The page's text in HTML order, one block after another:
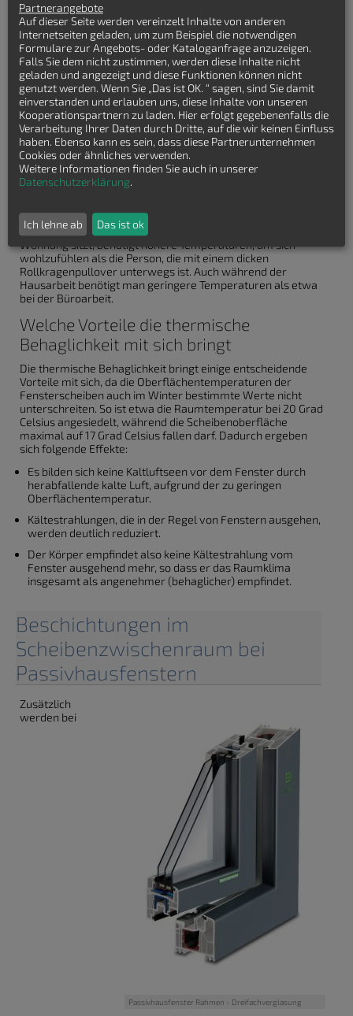
Fanger mit sechs klar messbaren Faktoren zusammen:
1) Bekleidung der Person
2) aktuelle körperliche Tätigkeit
3) Luftfeuchtigkeit
4) Luftgeschwindigkeit
5) Raumtemperatur
6) Oberflächentemperatur der Raumumschließungsflächen
(Wände, Fenster usw.)
Maßgeblich ist dabei das Verhältnis zwischen der
Raumtemperatur und der Temperatur, die Wände, Decken,
individuelle Faktoren als maßgeblich für die thermische
Behaglichkeit. Wer im Winter in einem ärmellosen Top in der
Wohnung sitzt, benötigt höhere Temperaturen, um sich
wohlzufühlen als die Person, die mit einem dicken
Rollkragenpullover unterwegs ist. Auch während der
Hausarbeit benötigt man geringere Temperaturen als etwa
bei der Büroarbeit.
Welche Vorteile die thermische
Behaglichkeit mit sich bringt
Die thermische Behaglichkeit bringt einige entscheidende
Vorteile mit sich, da die Oberflächentemperaturen der
Fensterscheiben auch im Winter bestimmte Werte nicht
unterschreiten. So ist etwa die Raumtemperatur bei 20 Grad
Celsius angesiedelt, während die Scheibenoberfläche
maximal auf 17 Grad Celsius fallen darf. Dadurch ergeben
sich folgende Effekte:
Es bilden sich keine Kaltluftseen vor dem Fenster durch
herabfallende kalte Luft, aufgrund der zu geringen
Oberflächentemperatur.
Kältestrahlungen, die in der Regel von Fenstern ausgehen,
werden deutlich reduziert.
Der Körper empfindet also keine Kältestrahlung vom
Fenster ausgehend mehr, so dass er das Raumklima
insgesamt als angenehmer (behaglicher) empfindet.
Beschichtungen im
Scheibenzwischenraum bei
Passivhausfenstern
Passivhausfenster Rahmen - Dreifachverglasung
Zusätzlich
werden bei
Partnerangebote
Auf dieser Seite werden vereinzelt Inhalte von anderen
Internetseiten geladen, um zum Beispiel die notwendigen
Formulare zur Angebots- oder Kataloganfrage anzuzeigen.
Falls Sie dem nicht zustimmen, werden diese Inhalte nicht
geladen und angezeigt und diese Funktionen können nicht
genutzt werden. Wenn Sie „Das ist OK. “ sagen, sind Sie damit
einverstanden und erlauben uns, diese Inhalte von unseren
Kooperationspartnern zu laden. Hier erfolgt gegebenenfalls die
Verarbeitung Ihrer Daten durch Dritte, auf die wir keinen Einfluss
haben. Ebenso kann es sein, dass diese Partnerunternehmen
Cookies oder ähnliches verwenden.
Weitere Informationen finden Sie auch in unserer
Datenschutzerklärung.
Ich lehne ab Das ist ok